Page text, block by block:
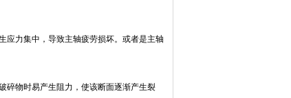
应力集中，导致主轴疲劳损坏。或者是主轴
碎物时易产生阻力，使该断面逐渐产生裂